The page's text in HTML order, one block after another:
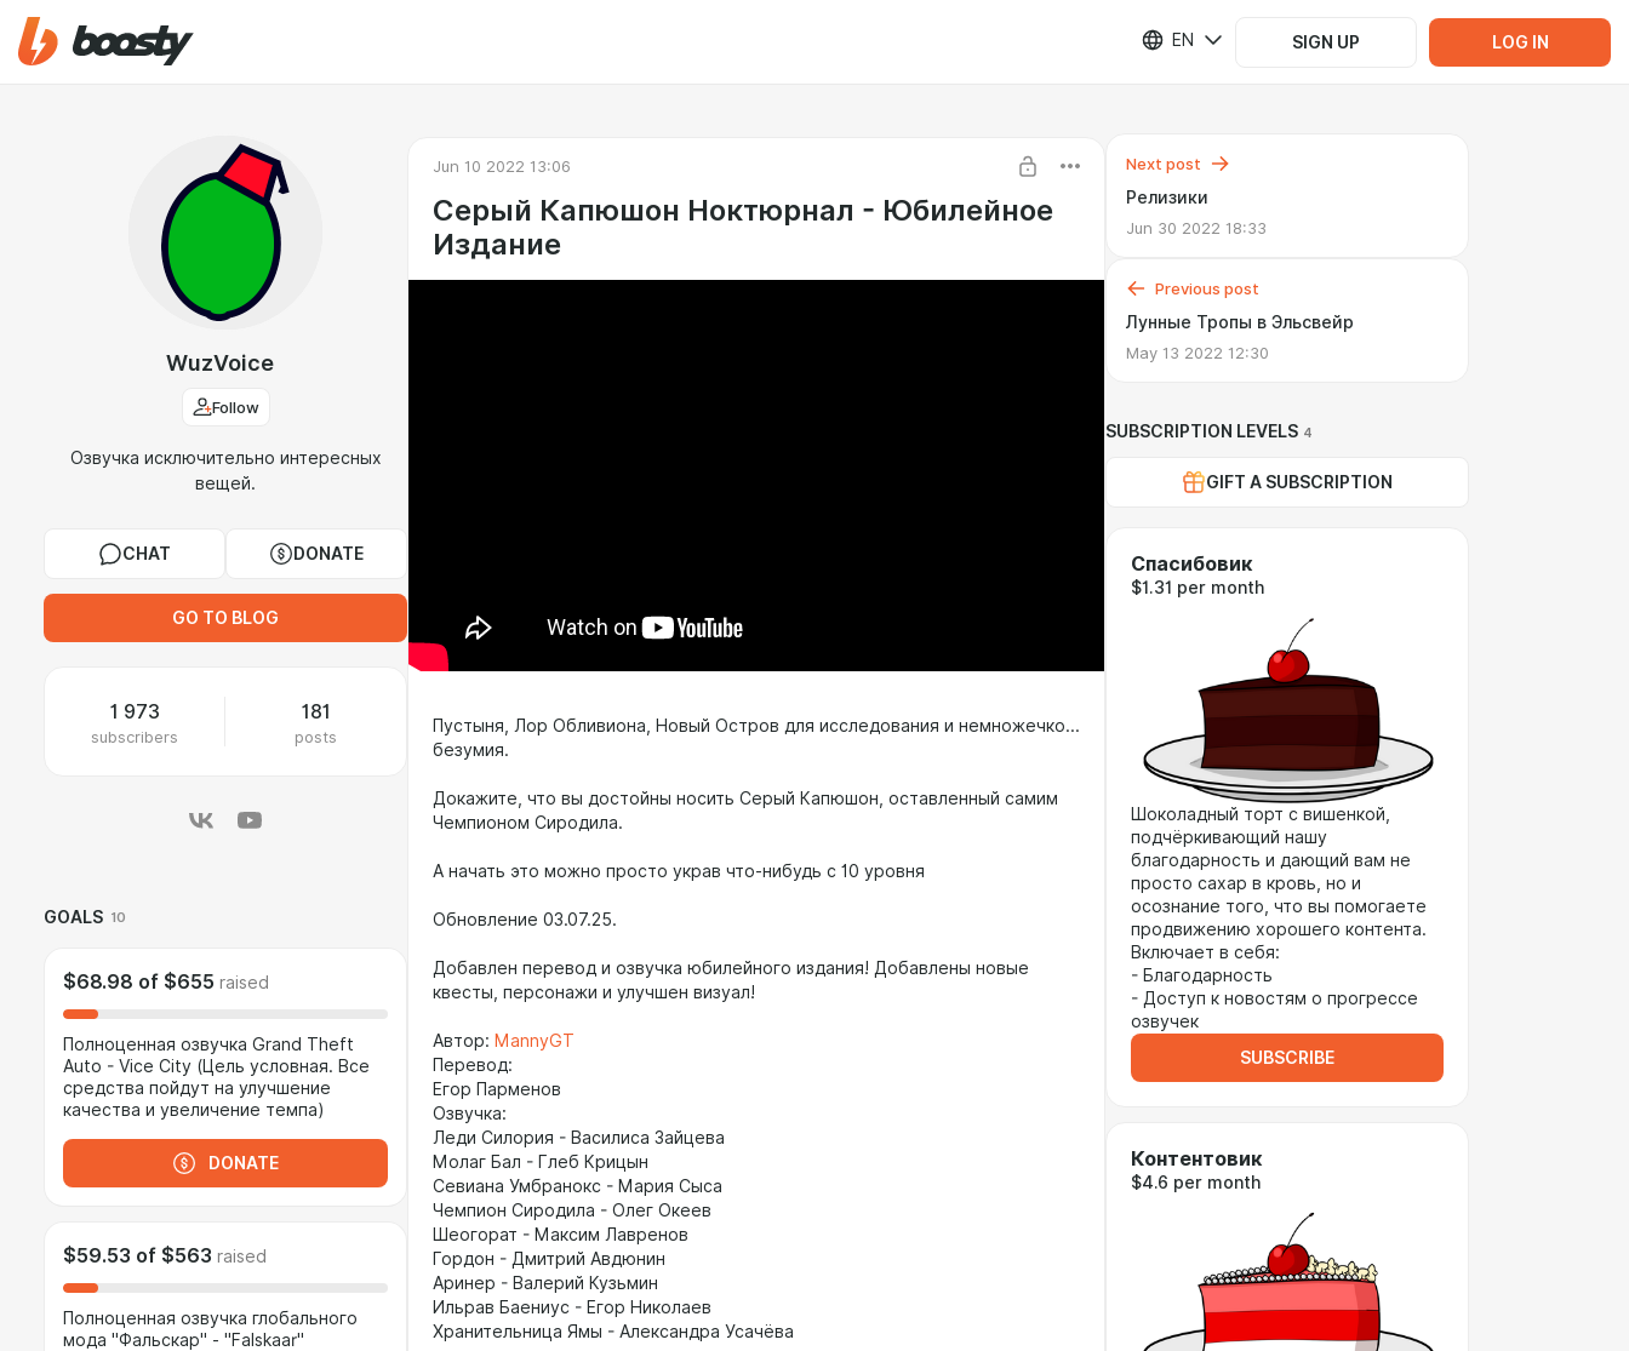
EN SIGN UP LOG IN
WuzVoice
Follow
Озвучка исключительно интересных
вещей.
CHAT DONATE
GO TO BLOG
1 973
subscribers
181
posts
GOALS 10
$68.98 of $655 raised
Полноценная озвучка Grand Theft
Auto - Vice City (Цель условная. Все
средства пойдут на улучшение
качества и увеличение темпа)
DONATE
$59.53 of $563 raised
Полноценная озвучка глобального
мода "Фальскар" - "Falskaar"
Jun 10 2022 13:06
Серый Капюшон Ноктюрнал - Юбилейное
Издание
Пустыня, Лор Обливиона, Новый Остров для исследования и немножечко...
безумия.
Докажите, что вы достойны носить Серый Капюшон, оставленный самим
Чемпионом Сиродила.
А начать это можно просто украв что-нибудь с 10 уровня
Обновление 03.07.25.
Добавлен перевод и озвучка юбилейного издания! Добавлены новые
квесты, персонажи и улучшен визуал!
Автор: MannyGT
Перевод:
Егор Парменов
Озвучка:
Леди Силория - Василиса Зайцева
Молаг Бал - Глеб Крицын
Севиана Умбранокс - Мария Сыса
Чемпион Сиродила - Олег Океев
Шеогорат - Максим Лавренов
Гордон - Дмитрий Авдюнин
Аринер - Валерий Кузьмин
Ильрав Баениус - Егор Николаев
Хранительница Ямы - Александра Усачёва
Next post
Релизики
Jun 30 2022 18:33
Previous post
Лунные Тропы в Эльсвейр
May 13 2022 12:30
SUBSCRIPTION LEVELS 4
GIFT A SUBSCRIPTION
Спасибовик
$1.31 per month
Шоколадный торт с вишенкой,
подчёркивающий нашу
благодарность и дающий вам не
просто сахар в кровь, но и
осознание того, что вы помогаете
продвижению хорошего контента.
Включает в себя:
- Благодарность
- Доступ к новостям о прогрессе
озвучек
SUBSCRIBE
Контентовик
$4.6 per month